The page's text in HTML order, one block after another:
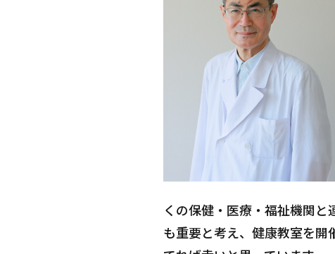
くの保健・医療・福祉機関
も重要と考え、健康教室を開